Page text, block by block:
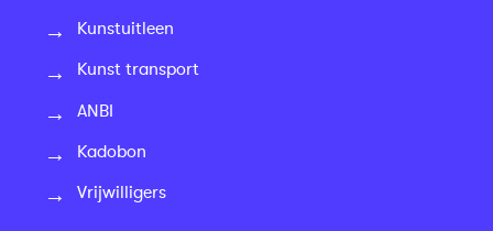
Kunstuitleen
Kunst transport
ANBI
Kadobon
Vrijwilligers